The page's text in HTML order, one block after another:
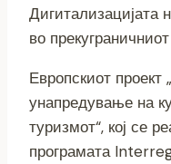
Дигитализацијата
во
Европскиот проект
унапредување на
туризмот“, кој се
програмата